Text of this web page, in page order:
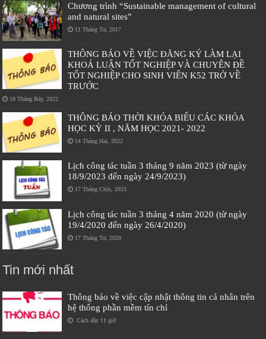
Chương trình “Sustainable management of cultural
and natural sites”
11 Tháng Tư, 2017
THÔNG BÁO VỀ VIỆC ĐĂNG KÝ LÀM LẠI
KHOÁ LUẬN TỐT NGHIỆP VÀ CHUYÊN ĐỀ
TỐT NGHIỆP CHO SINH VIÊN K52 TRỞ VỀ
TRƯỚC
18 Tháng Bảy, 2022
THÔNG BÁO THỜI KHÓA BIỂU CÁC KHÓA
HỌC KỲ II , NĂM HỌC 2021- 2022
14 Tháng Hai, 2022
Lịch công tác tuần 3 tháng 9 năm 2023 (từ ngày
18/9/2023 đến ngày 24/9/2023)
17 Tháng Chín, 2023
Lịch công tác tuần 3 tháng 4 năm 2020 (từ ngày
19/4/2020 đến ngày 26/4/2020)
17 Tháng Tư, 2020
Tin mới nhất
Thông báo về việc cập nhật thông tin cá nhân trên
hệ thống phần mềm tín chỉ
Cách đây 11 giờ